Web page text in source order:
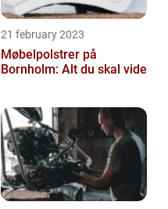
21 february 2023
Møbelpolstrer på
Bornholm: Alt du skal vide